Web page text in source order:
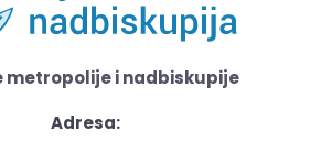
metropolije i nadbiskupije
Adresa: